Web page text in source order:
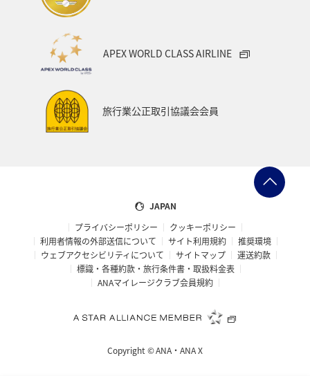
APEX WORLD CLASS AIRLINE
旅行業公正取引協議会会員
JAPAN
プライバシーポリシー
クッキーポリシー
利用者情報の外部送信について
サイト利用規約
推奨環境
ウェブアクセシビリティについて
サイトマップ
運送約款
標識・各種約款・旅行条件書・取扱料金表
ANAマイレージクラブ会員規約
Copyright ©ANA・ANA X